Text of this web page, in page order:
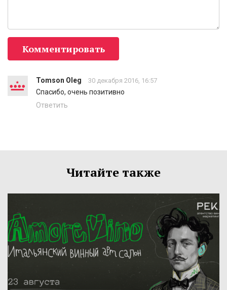
Комментировать
Tomson Oleg 30 декабря 2016, 16:57
Спасибо, очень позитивно
Ответить
Читайте также